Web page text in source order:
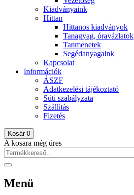
Kiadványaink
Hittan
Hittanos kiadványok
Tanagyag, óravázlatok
Tanmenetek
Segédanyagaink
Kapcsolat
Információk
ÁSZF
Adatkezelési tájékoztató
Süti szabályzata
Szállítás
Fizetés
Kosár 0
A kosara még üres
Menü